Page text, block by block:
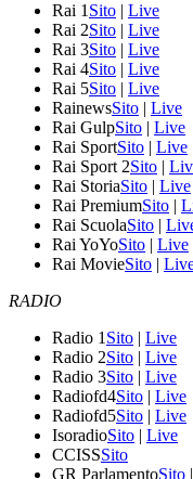
Rai 1 Sito | Live
Rai 2Sito | Live
Rai 3Sito | Live
Rai 4Sito | Live
Rai 5Sito | Live
RainewsSito | Live
Rai GulpSito | Live
Rai SportSito | Live
Rai Sport 2Sito |
Rai StoriaSito | Live
Rai PremiumSito |
Rai ScuolaSito |
Rai YoYoSito | Live
Rai MovieSito |
RADIO
Radio 1 Sito | Live
Radio 2Sito | Live
Radio 3Sito | Live
Radiofd4Sito | Live
Radiofd5Sito | Live
IsoradioSito | Live
CCISSSito
GR ParlamentoSito |